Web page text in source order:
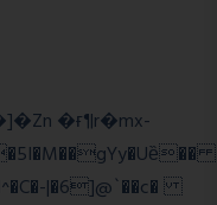
�ғ¶r�mx-
|�6]@`��c�